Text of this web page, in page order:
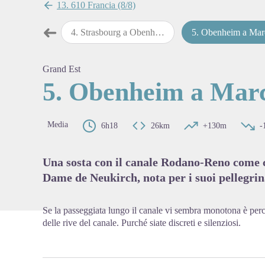
13. 610 Francia (8/8)
➜Passo precedente
4. Strasbourg a Obenheim 5.Obenheim a
Grand Est
5. Obenheim a
Media 6h18 26km +130m -
Una sosta con il canale Rodano-Reno
Dame de Neukirch, nota per i suoi
Se la passeggiata lungo il canale vi sembra monotona è
delle rive del canale. Purché siate discreti e silenziosi.